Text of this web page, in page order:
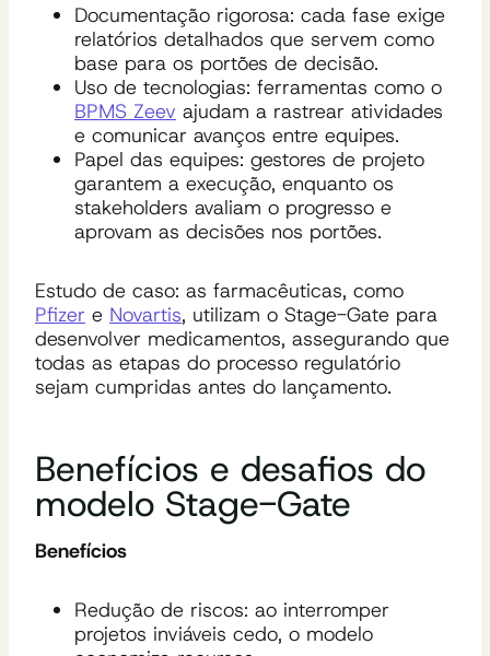
Documentação rigorosa: cada fase exige
relatórios detalhados que servem como
base para os portões de decisão.
Uso de tecnologias: ferramentas como o
BPMS Zeev ajudam a rastrear atividades
e comunicar avanços entre equipes.
Papel das equipes: gestores de projeto
garantem a execução, enquanto os
stakeholders avaliam o progresso e
aprovam as decisões nos portões.
Estudo de caso: as farmacêuticas, como
Pfizer e Novartis, utilizam o Stage-Gate para
desenvolver medicamentos, assegurando que
todas as etapas do processo regulatório
sejam cumpridas antes do lançamento.
Benefícios e desafios do
modelo Stage-Gate
Benefícios
Redução de riscos: ao interromper
projetos inviáveis cedo, o modelo